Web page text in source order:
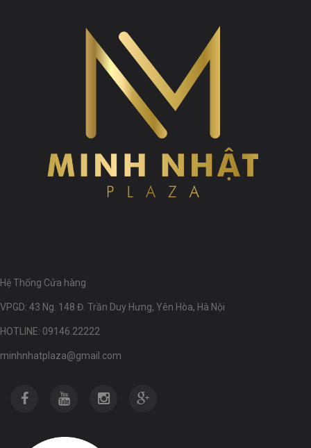
Hệ Thống Cửa hàng
VPGD: 43 Ng. 148 Đ. Trần Duy Hưng, Yên Hòa, Hà Nội
HOTLINE: 09146.22222
minhnhatplaza@gmail.com